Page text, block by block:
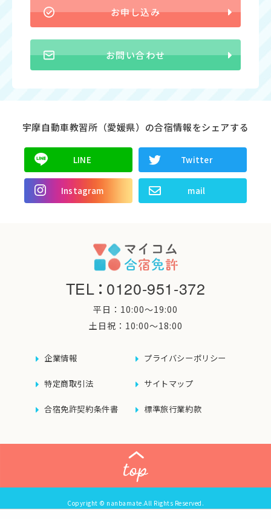
お申し込み
お問い合わせ
宇摩自動車教習所（愛媛県）の合宿情報をシェアする
LINE Twitter
Instagram mail
TEL：0120-951-372
平日：10:00〜19:00
土日祝：10:00〜18:00
企業情報 プライバシーポリシー
特定商取引法 サイトマップ
合宿免許契約条件書 標準旅行業約款
Copyright © nanbamate.All Rights Reserved.